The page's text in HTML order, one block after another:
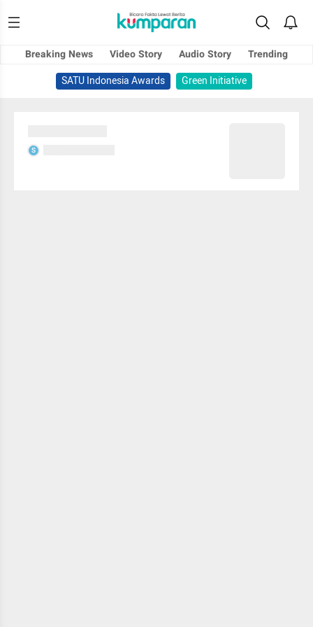
Breaking News Video Story Audio Story
Trending
SATU Indonesia Awards
Green Initiative
S